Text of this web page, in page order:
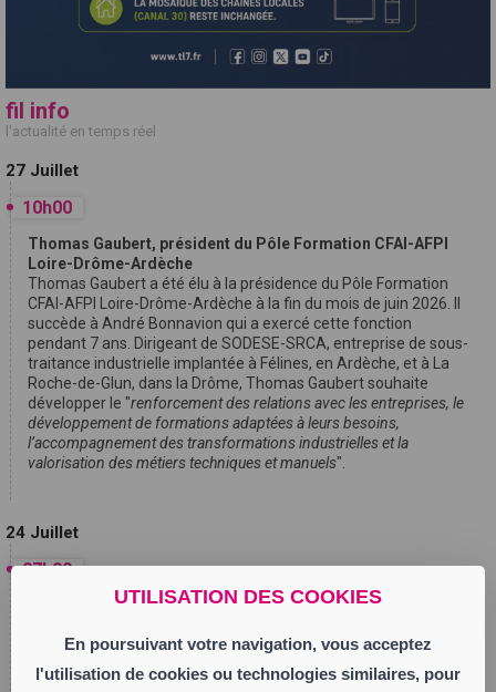
UTILISATION DES COOKIES
En poursuivant votre navigation, vous acceptez
l'utilisation de cookies ou technologies similaires, pour
fil info
l'actualité en temps réel
27 Juillet
10h00
Thomas Gaubert, président du Pôle Formation CFAI-AFPI
Loire-Drôme-Ardèche
Thomas Gaubert a été élu à la présidence du Pôle Formation
CFAI-AFPI Loire-Drôme-Ardèche à la fin du mois de juin 2026. Il
succède à André Bonnavion qui a exercé cette fonction
pendant 7 ans. Dirigeant de SODESE-SRCA, entreprise de sous-
traitance industrielle implantée à Félines, en Ardèche, et à La
Roche-de-Glun, dans la Drôme, Thomas Gaubert souhaite
développer le "renforcement des relations avec les entreprises, le
développement de formations adaptées à leurs besoins,
l’accompagnement des transformations industrielles et la
valorisation des métiers techniques et manuels".
24 Juillet
07h00
Audrey Lyonnet, Présidente de Renaissance Loire
aux élections présidentielles, annonce la nomination d’Audrey
Lyonnet en tant que Présidente de l’Assemblée
Départementale Renaissance Loire. Audrey Lyonnet sera